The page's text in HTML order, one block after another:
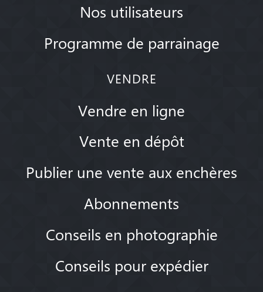
Nos utilisateurs
Programme de parrainage
VENDRE
Vendre en ligne
Vente en dépôt
Publier une vente aux enchères
Abonnements
Conseils en photographie
Conseils pour expédier